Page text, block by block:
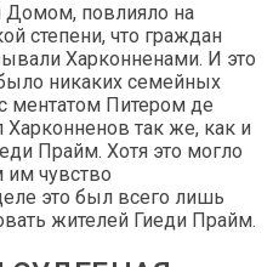
Домом, повлияло на
степени, что граждан
Харконненами. И это
никаких семейных
ментатом Питером де
так же, как и
Прайм. Хотя это могло
чувство
это был всего лишь
жителей Гиеди Прайм.